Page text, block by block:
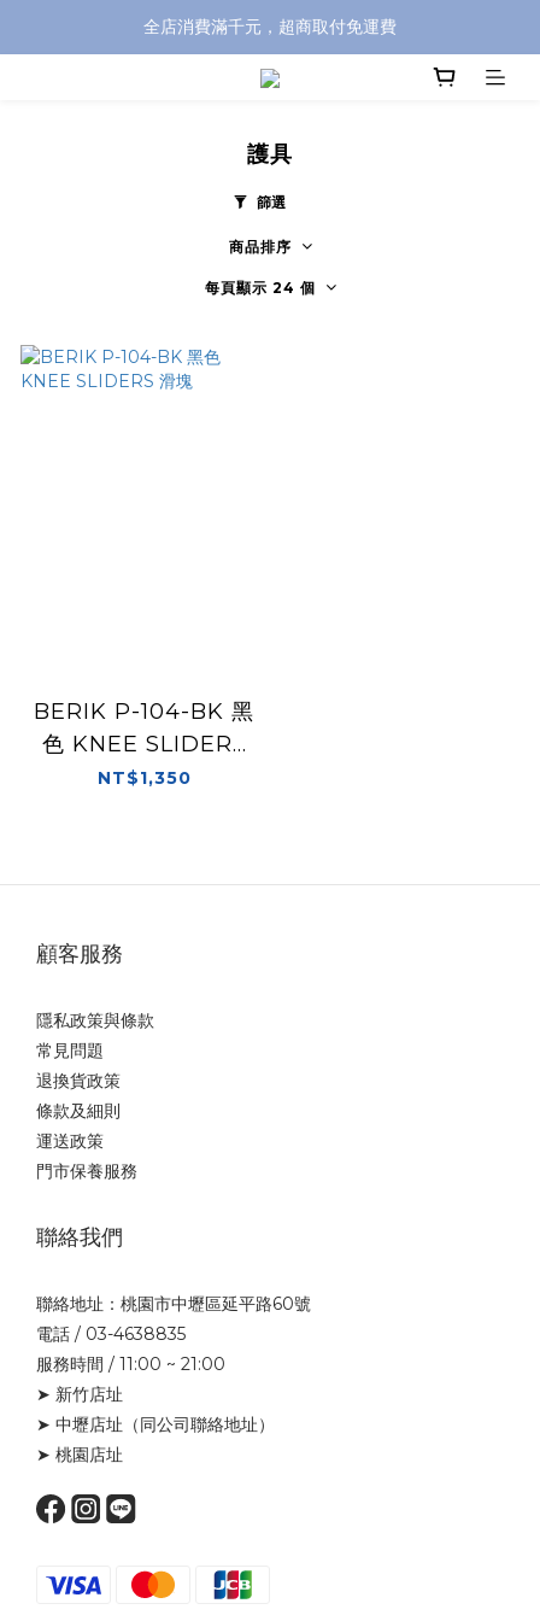
全店消費滿千元，超商取付免運費
全店消費滿千元，超商取付免運費
註冊即贈100元購物金，完整註冊加碼50元購物點數➟➟➟
護具
篩選
商品排序
每頁顯示 24 個
BERIK P-104-BK 黑
色 KNEE SLIDERS
滑塊
NT$1,350
顧客服務
隱私政策與條款
常見問題
退換貨政策
條款及細則
運送政策
門市保養服務
聯絡我們
聯絡地址：桃園市中壢區延平路60號
電話 / 03-4638835
服務時間 / 11:00 ~ 21:00
➤ 新竹店址
➤ 中壢店址 （同公司聯絡地址）
➤ 桃園店址